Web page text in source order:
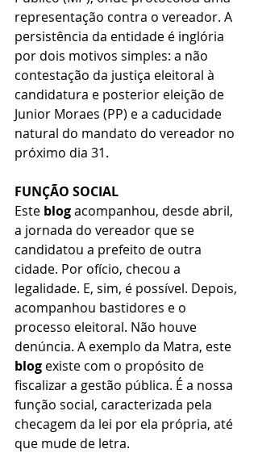
representação contra o vereador. A
persistência da entidade é inglória
por dois motivos simples: a não
contestação da justiça eleitoral à
candidatura e posterior eleição de
Junior Moraes (PP) e a caducidade
natural do mandato do vereador no
próximo dia 31.
FUNÇÃO SOCIAL
Este blog acompanhou, desde abril,
a jornada do vereador que se
candidatou a prefeito de outra
cidade. Por ofício, checou a
legalidade. E, sim, é possível. Depois,
acompanhou bastidores e o
processo eleitoral. Não houve
denúncia. A exemplo da Matra, este
blog existe com o propósito de
fiscalizar a gestão pública. É a nossa
função social, caracterizada pela
checagem da lei por ela própria, até
que mude de letra.